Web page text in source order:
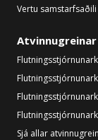
Vertu samstarfsaðili
Atvinnugreinar
Sjá allar